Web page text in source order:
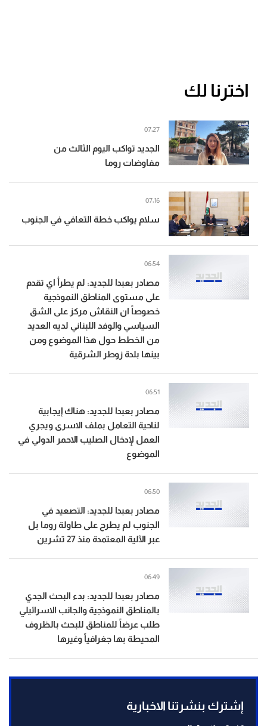
اخترنا لك
الجديد تواكب اليوم الثالث من
مفاوضات روما
07:27
سلام يواكب خطة التعافي في الجنوب
07:16
مصادر بعبدا للجديد: لم يطرأ اي تقدم
على مستوى المناطق النموذجية
خصوصاً ان النقاش مركز على الشق
السياسي والوفد اللبناني لديه العديد
من الخطط حول هذا الموضوع ومن
بينها بلدة زوطر الشرقية
06:54
مصادر بعبدا للجديد: هناك إيجابية
لناحية التعامل بملف الاسرى ويجري
العمل لإدخال الصليب الاحمر الدولي في
الموضوع
06:51
مصادر بعبدا للجديد: التصعيد في
الجنوب لم يطرح على طاولة روما بل
عبر الآلية المعتمدة منذ 27 تشرين
06:50
مصادر بعبدا للجديد: بدء البحث الجدي
بالمناطق النموذجية والجانب الاسرائيلي
طلب عرضاً للمناطق للبحث بالظروف
المحيطة بها جغرافياً وغيرها
06:49
إشترك بنشرتنا الاخبارية